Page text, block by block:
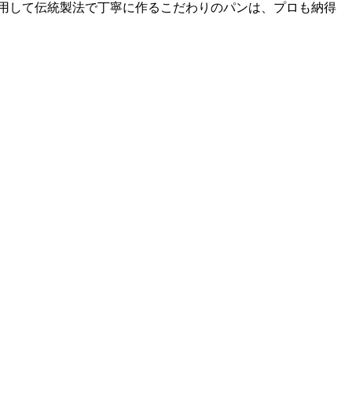
して伝統製法で丁寧に作るこだわりのパンは、プロも納得